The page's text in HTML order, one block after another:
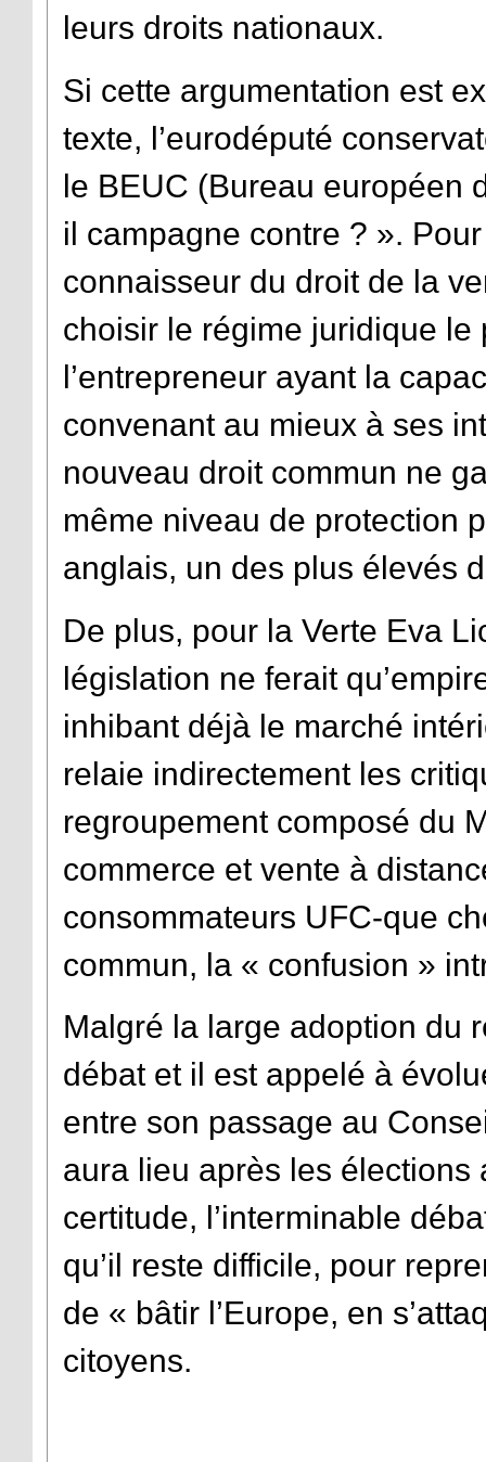
leurs droits nationaux.
Si cette argumentation est
texte, l’eurodéputé
le BEUC (Bureau européen
il campagne contre ? ».
connaisseur du droit de la
choisir le régime juridique
l’entrepreneur ayant la
convenant au mieux à ses
nouveau droit commun ne
même niveau de protection
anglais, un des plus élevés
De plus, pour la Verte Eva
législation ne ferait
inhibant déjà le marché
relaie indirectement les
regroupement composé du
commerce et vente à
consommateurs UFC-que
commun, la « confusion »
Malgré la large adoption du
débat et il est appelé à
entre son passage au
aura lieu après les élections
certitude, l’interminable
qu’il reste difficile, pour
de « bâtir l’Europe, en
citoyens.